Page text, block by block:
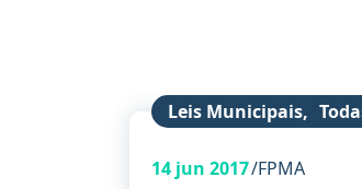
Leis Municipais,
14 jun 2017 FPMA